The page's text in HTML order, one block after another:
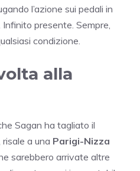
l’azione sui pedali in
presente. Sempre,
condizione.
alla
Sagan ha tagliato il
a una Parigi-Nizza
sarebbero arrivate altre